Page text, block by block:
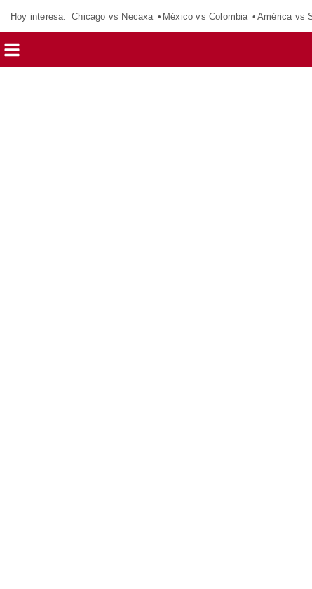
Hoy interesa: Chicago vs Necaxa México vs Colombia América vs